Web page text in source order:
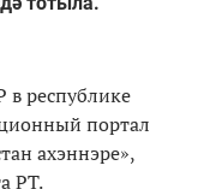
республике
портал
ахэннэре»,
РТ.